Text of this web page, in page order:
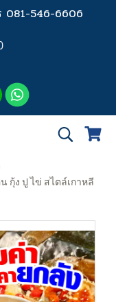
081-546-6606
กุ้ง ปู ไข่ สไตล์เกาหลี